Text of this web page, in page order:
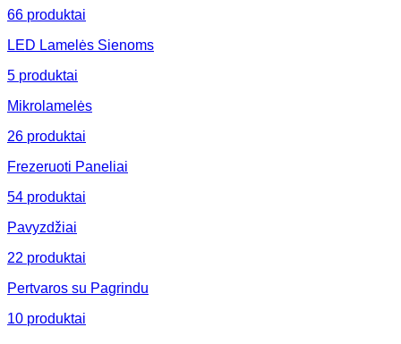
66 produktai
LED Lamelės Sienoms
5 produktai
Mikrolamelės
26 produktai
Frezeruoti Paneliai
54 produktai
Pavyzdžiai
22 produktai
Pertvaros su Pagrindu
10 produktai